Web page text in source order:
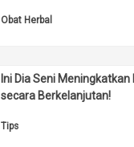
Obat Herbal
Ini Dia Seni Meningkatkan
secara Berkelanjutan!
Tips